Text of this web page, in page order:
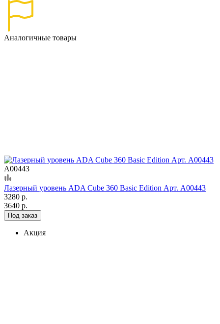
Аналогичные товары
А00443
Лазерный уровень ADA Cube 360 Basic Edition Арт. А00443
3280 р.
3640 р.
Под заказ
Акция